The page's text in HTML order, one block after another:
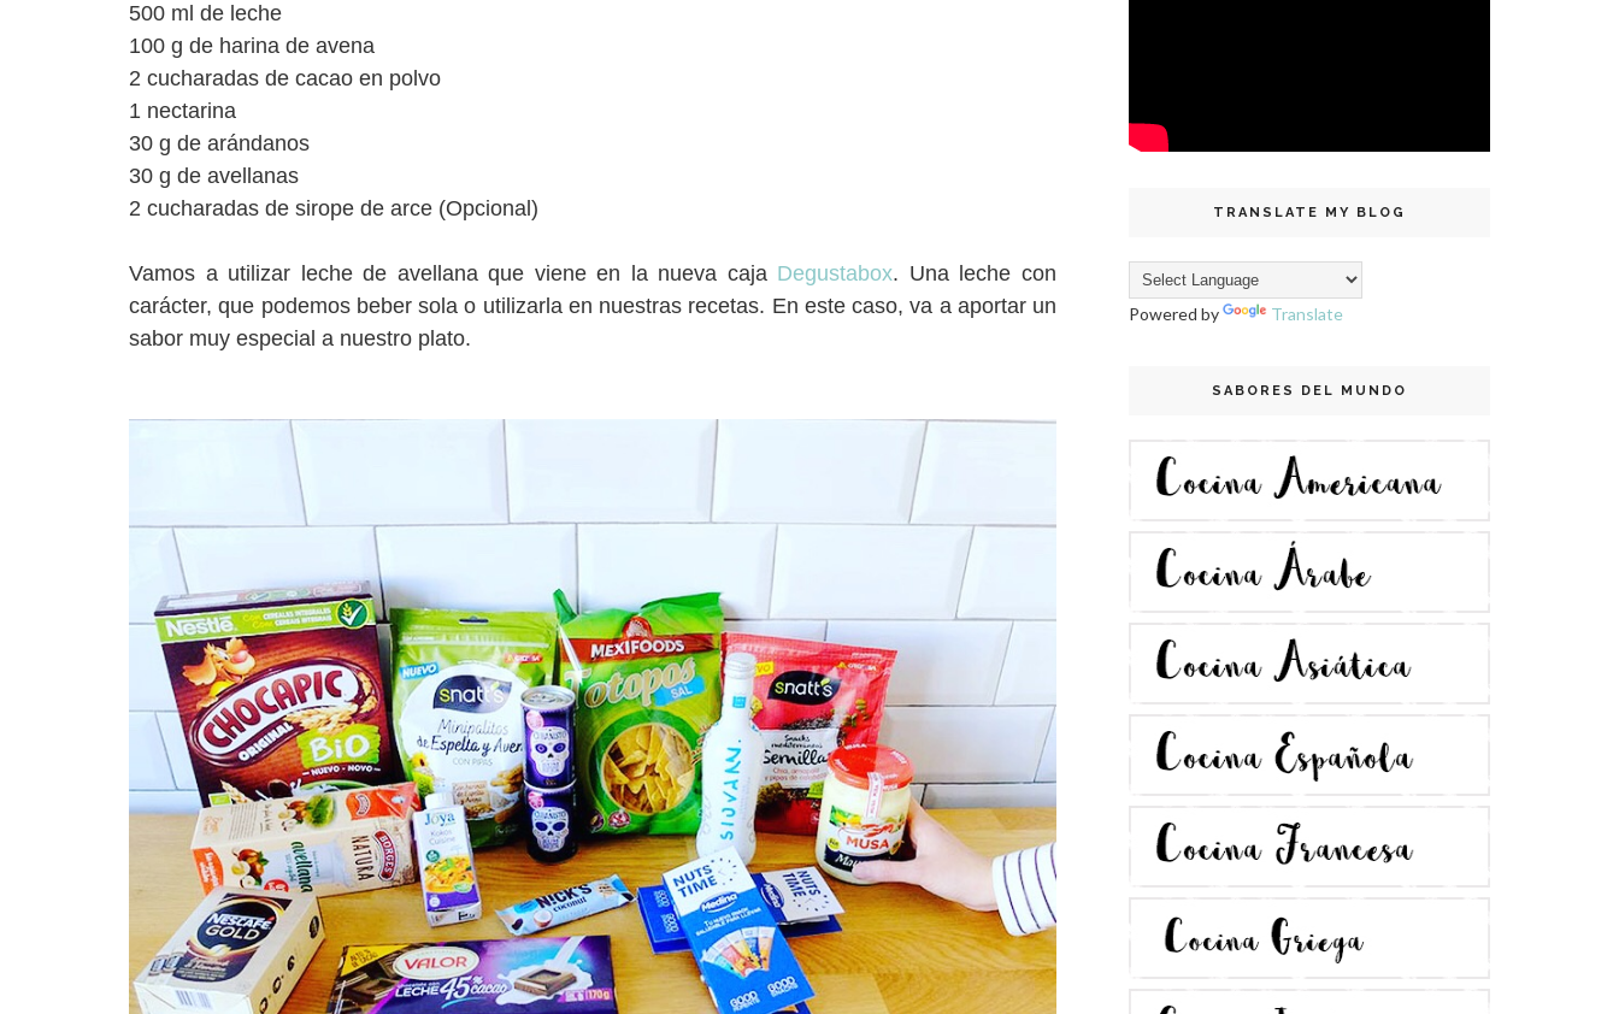
500 ml de leche
100 g de harina de avena
2 cucharadas de cacao en polvo
1 nectarina
30 g de arándanos
30 g de avellanas
2 cucharadas de sirope de arce (Opcional)
Vamos a utilizar leche de avellana que viene en la nueva caja Degustabox. Una leche con
carácter, que podemos beber sola o utilizarla en nuestras recetas. En este caso, va a aportar un
sabor muy especial a nuestro plato.
TRANSLATE MY BLOG
Powered by Translate
SABORES DEL MUNDO